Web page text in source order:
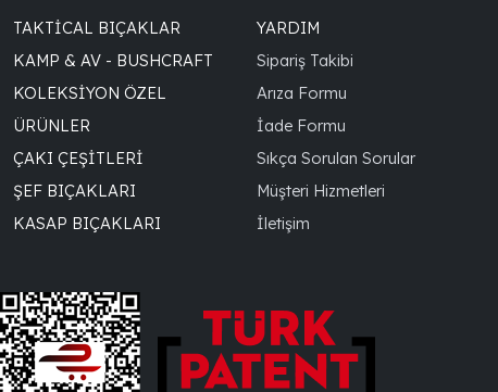
TAKTICAL BIÇAKLAR
KAMP & AV - BUSHCRAFT
KOLEKSIYON ÖZEL
ÜRÜNLER
ÇAKI ÇEŞITLERI
ŞEF BIÇAKLARI
KASAP BIÇAKLARI
YARDIM
Sipariş Takibi
Arıza Formu
İade Formu
Sıkça Sorulan Sorular
Müşteri Hizmetleri
İletişim